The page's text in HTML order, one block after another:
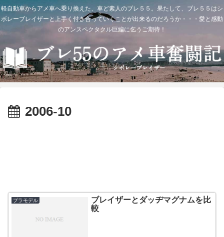
軽自動車からアメ車へ乗り換えた、車ど素人のブレ５５。果たして、ブレ５５はシ
ボレーブレイザーと上手く付き合っていくことが出来るのだろうか・・・愛と感動
のアンスペクタクル巨編に乞うご期待！
2006-10
プラモデル
ブレイザーとダッヂマグナムを比
較